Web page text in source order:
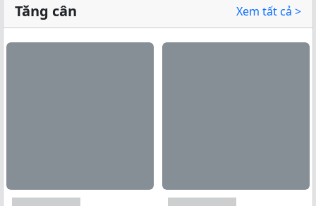
Tăng cân Xem tất cả >